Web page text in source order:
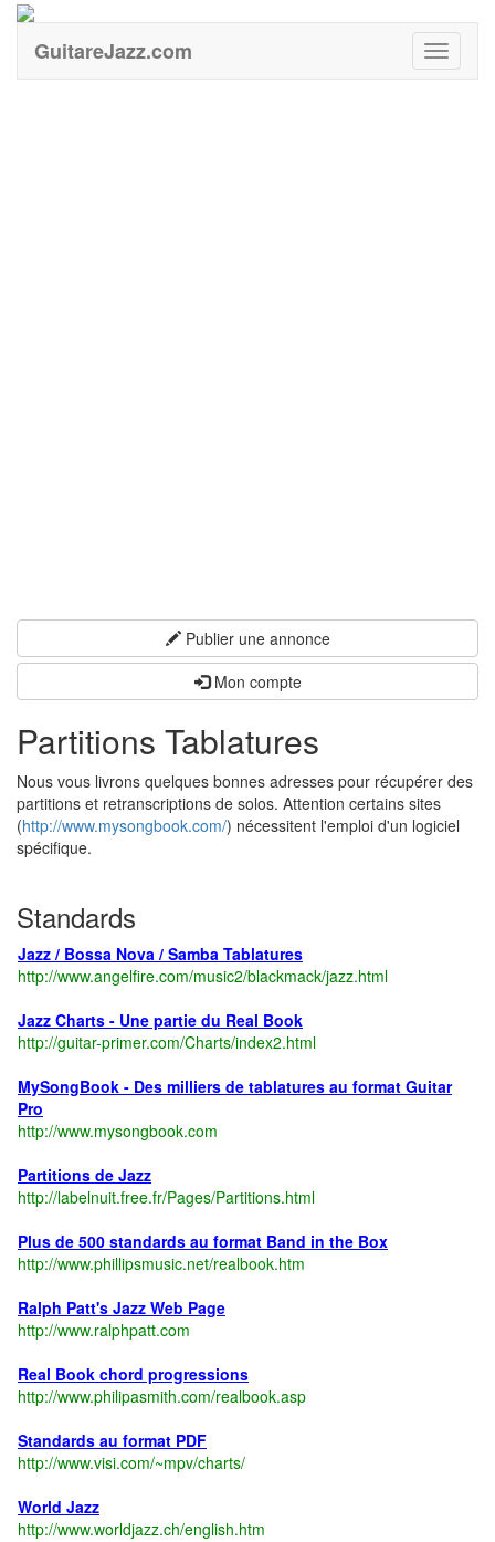
GuitareJazz.com
Publier une annonce
Mon compte
Partitions Tablatures
Nous vous livrons quelques bonnes adresses pour récupérer des
partitions et retranscriptions de solos. Attention certains sites
(http://www.mysongbook.com/) nécessitent l'emploi d'un logiciel
spécifique.
Standards
Jazz / Bossa Nova / Samba Tablatures
http://www.angelfire.com/music2/blackmack/jazz.html
Jazz Charts - Une partie du Real Book
http://guitar-primer.com/Charts/index2.html
MySongBook - Des milliers de tablatures au format Guitar
Pro
http://www.mysongbook.com
Partitions de Jazz
http://labelnuit.free.fr/Pages/Partitions.html
Plus de 500 standards au format Band in the Box
http://www.phillipsmusic.net/realbook.htm
Ralph Patt's Jazz Web Page
http://www.ralphpatt.com
Real Book chord progressions
http://www.philipasmith.com/realbook.asp
Standards au format PDF
http://www.visi.com/~mpv/charts/
World Jazz
http://www.worldjazz.ch/english.htm